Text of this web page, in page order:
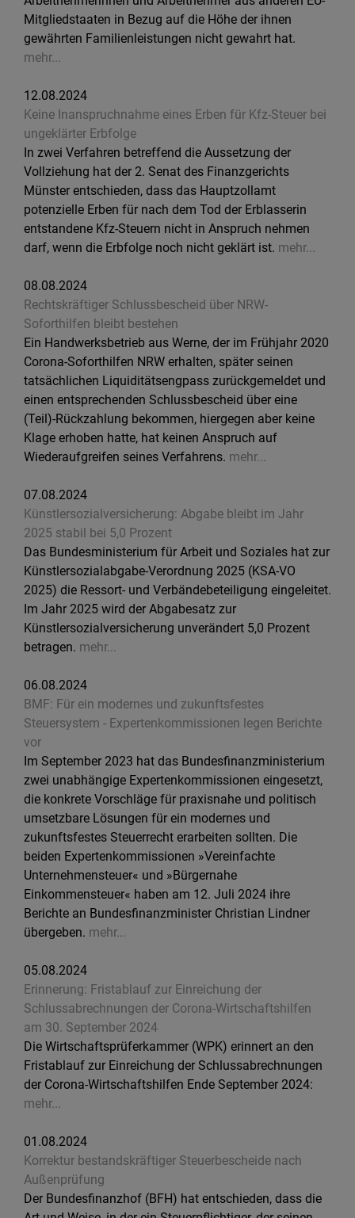
Mitgliedstaaten in Bezug auf die Höhe der ihnen
gewährten Familienleistungen nicht gewahrt hat.
mehr...
12.08.2024
Keine Inanspruchnahme eines Erben für Kfz-Steuer bei
ungeklärter Erbfolge
In zwei Verfahren betreffend die Aussetzung der
Vollziehung hat der 2. Senat des Finanzgerichts
Münster entschieden, dass das Hauptzollamt
potenzielle Erben für nach dem Tod der Erblasserin
entstandene Kfz-Steuern nicht in Anspruch nehmen
darf, wenn die Erbfolge noch nicht geklärt ist. mehr...
08.08.2024
Rechtskräftiger Schlussbescheid über NRW-
Soforthilfen bleibt bestehen
Ein Handwerksbetrieb aus Werne, der im Frühjahr 2020
Corona-Soforthilfen NRW erhalten, später seinen
tatsächlichen Liquiditätsengpass zurückgemeldet und
einen entsprechenden Schlussbescheid über eine
(Teil)-Rückzahlung bekommen, hiergegen aber keine
Klage erhoben hatte, hat keinen Anspruch auf
Wiederaufgreifen seines Verfahrens. mehr...
07.08.2024
Künstlersozialversicherung: Abgabe bleibt im Jahr
2025 stabil bei 5,0 Prozent
Das Bundesministerium für Arbeit und Soziales hat zur
Künstlersozialabgabe-Verordnung 2025 (KSA-VO
2025) die Ressort- und Verbändebeteiligung eingeleitet.
Im Jahr 2025 wird der Abgabesatz zur
Künstlersozialversicherung unverändert 5,0 Prozent
betragen. mehr...
06.08.2024
BMF: Für ein modernes und zukunftsfestes
Steuersystem - Expertenkommissionen legen Berichte
vor
Im September 2023 hat das Bundesfinanzministerium
zwei unabhängige Expertenkommissionen eingesetzt,
die konkrete Vorschläge für praxisnahe und politisch
umsetzbare Lösungen für ein modernes und
zukunftsfestes Steuerrecht erarbeiten sollten. Die
beiden Expertenkommissionen »Vereinfachte
Unternehmensteuer« und »Bürgernahe
Einkommensteuer« haben am 12. Juli 2024 ihre
Berichte an Bundesfinanzminister Christian Lindner
übergeben. mehr...
05.08.2024
Erinnerung: Fristablauf zur Einreichung der
Schlussabrechnungen der Corona-Wirtschaftshilfen
am 30. September 2024
Die Wirtschaftsprüferkammer (WPK) erinnert an den
Fristablauf zur Einreichung der Schlussabrechnungen
der Corona-Wirtschaftshilfen Ende September 2024:
mehr...
01.08.2024
Korrektur bestandskräftiger Steuerbescheide nach
Außenprüfung
Der Bundesfinanzhof (BFH) hat entschieden, dass die